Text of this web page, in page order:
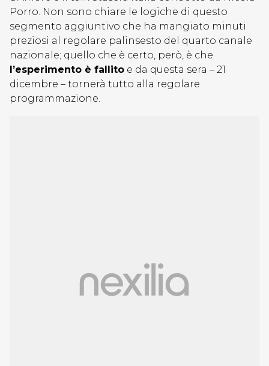
Porro. Non sono chiare le logiche di questo
segmento aggiuntivo che ha mangiato minuti
preziosi al regolare palinsesto del quarto canale
nazionale; quello che è certo, però, è che
l’esperimento è fallito e da questa sera – 21
dicembre – tornerà tutto alla regolare
programmazione.